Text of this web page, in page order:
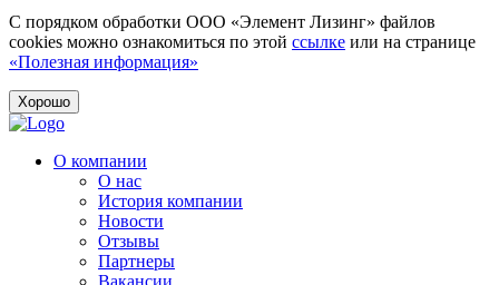
С порядком обработки ООО «Элемент Лизинг» файлов
cookies можно ознакомиться по этой ссылке или на странице
«Полезная информация»
Хорошо
О компании
О нас
История компании
Новости
Отзывы
Партнеры